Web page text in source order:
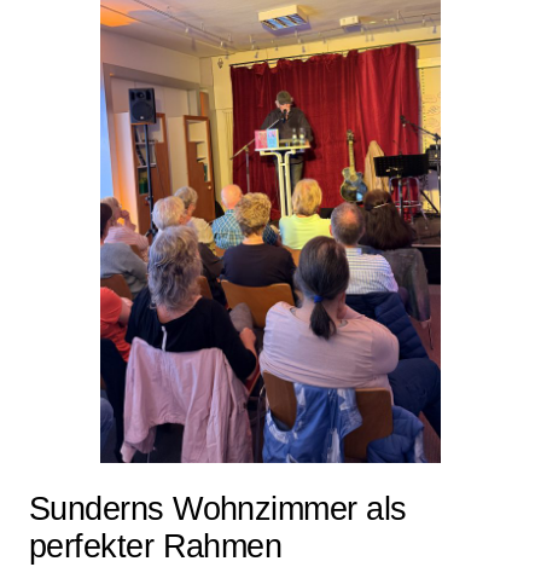
Sunderns Wohnzimmer als
perfekter Rahmen